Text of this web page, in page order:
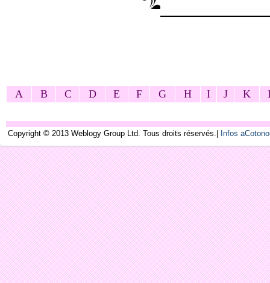
A B C D E F G H I J K
Copyright © 2013 Weblogy Group Ltd. Tous droits réservés.| Infos